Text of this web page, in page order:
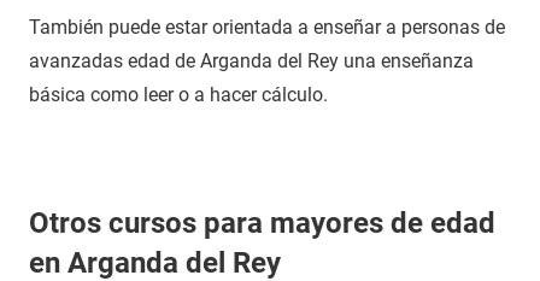
También puede estar orientada a enseñar a personas de
avanzadas edad de Arganda del Rey una enseñanza
básica como leer o a hacer cálculo.
Otros cursos para mayores de edad
en Arganda del Rey